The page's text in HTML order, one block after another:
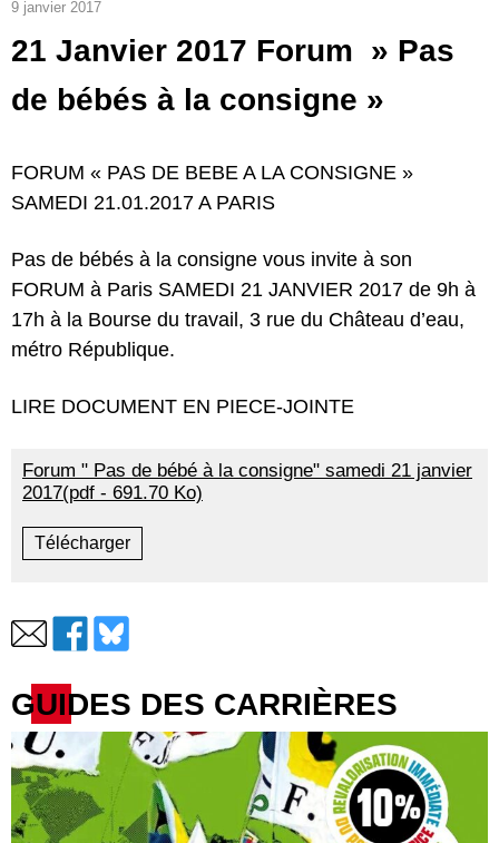
9 janvier 2017
21 Janvier 2017 Forum » Pas
de bébés à la consigne »
FORUM « PAS DE BEBE A LA CONSIGNE »
SAMEDI 21.01.2017 A PARIS
Pas de bébés à la consigne vous invite à son
FORUM à Paris SAMEDI 21 JANVIER 2017 de 9h à
17h à la Bourse du travail, 3 rue du Château d’eau,
métro République.
LIRE DOCUMENT EN PIECE-JOINTE
Forum " Pas de bébé à la consigne" samedi 21 janvier
2017(pdf - 691.70 Ko)
Télécharger
GUIDES DES CARRIÈRES